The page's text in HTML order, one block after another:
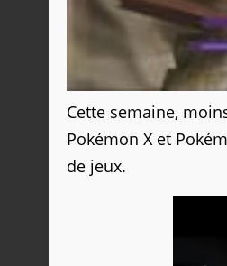
Cette semaine,
Pokémon X et
de jeux.